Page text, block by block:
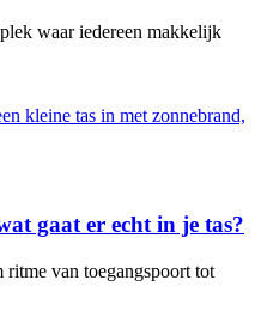
waar iedereen makkelijk
gaat er echt in je tas?
ritme van toegangspoort tot